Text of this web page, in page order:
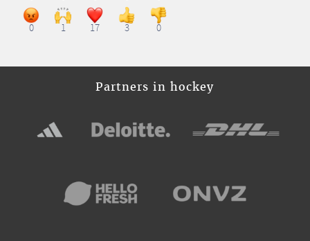
0 1 17 3 0
Partners in hockey